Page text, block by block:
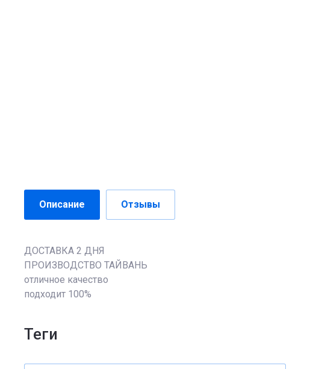
Описание Отзывы
ДОСТАВКА 2 ДНЯ
ПРОИЗВОДСТВО ТАЙВАНЬ
отличное качество
подходит 100%
теги